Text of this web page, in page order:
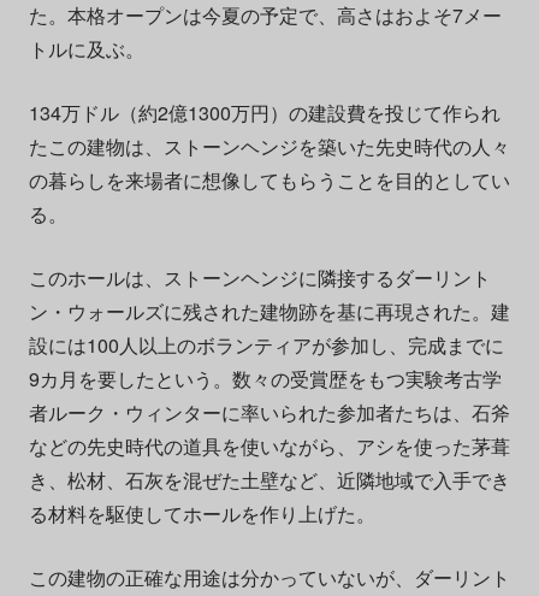
た。本格オープンは今夏の予定で、高さはおよそ7メー
トルに及ぶ。
134万ドル（約2億1300万円）の建設費を投じて作られ
たこの建物は、ストーンヘンジを築いた先史時代の人々
の暮らしを来場者に想像してもらうことを目的としてい
る。
このホールは、ストーンヘンジに隣接するダーリント
ン・ウォールズに残された建物跡を基に再現された。建
設には100人以上のボランティアが参加し、完成までに
9カ月を要したという。数々の受賞歴をもつ実験考古学
者ルーク・ウィンターに率いられた参加者たちは、石斧
などの先史時代の道具を使いながら、アシを使った茅葺
き、松材、石灰を混ぜた土壁など、近隣地域で入手でき
る材料を駆使してホールを作り上げた。
この建物の正確な用途は分かっていないが、ダーリント